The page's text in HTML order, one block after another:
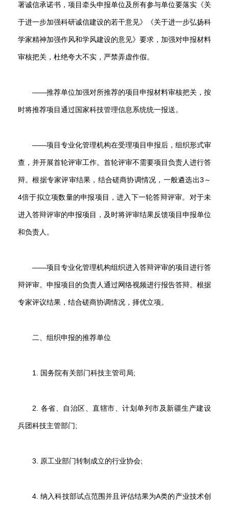
署诚信承诺书，项目牵头申报单位及所有参与单位要落实《关
于进一步加强科研诚信建设的若干意见》《关于进一步弘扬科
学家精神加强作风和学风建设的意见》要求，加强对申报材料
审核把关，杜绝夸大不实，严禁弄虚作假。
——推荐单位加强对所推荐的项目申报材料审核把关，按
时将推荐项目通过国家科技管理信息系统统一报送。
——项目专业化管理机构在受理项目申报后，组织形式审
查，并开展首轮评审工作。首轮评审不需要项目负责人进行答
辩。根据专家评审结果，结合磋商协调情况，一般遴选出3～
4倍于拟立项数量的申报项目，进入下一轮答辩评审。对于未
进入答辩评审的申报项目，及时将评审结果反馈项目申报单位
和负责人。
——项目专业化管理机构组织进入答辩评审的项目进行答
辩评审。申报项目的负责人通过网络视频进行报告答辩。根据
专家评议结果，结合磋商协调情况，择优立项。
二、组织申报的推荐单位
1. 国务院有关部门科技主管司局;
2. 各省、自治区、直辖市、计划单列市及新疆生产建设
兵团科技主管部门;
3. 原工业部门转制成立的行业协会;
4. 纳入科技部试点范围并且评估结果为A类的产业技术创